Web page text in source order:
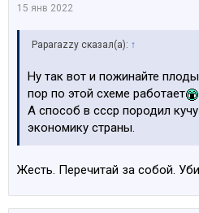
15 янв 2022
Paparazzy сказал(а): ↑
Ну так вот и пожинайте
пор по этой схеме работает
А способ в ссср породил
экономику страны.
Жесть. Перечитай за собой.